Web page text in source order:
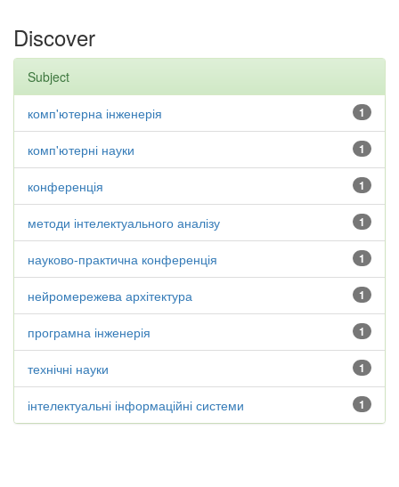
Discover
Subject
1
комп'ютерна інженерія
1
комп'ютерні науки
1
конференція
1
методи інтелектуального аналізу
1
науково-практична конференція
1
нейромережева архітектура
1
програмна інженерія
1
технічні науки
1
інтелектуальні інформаційні системи